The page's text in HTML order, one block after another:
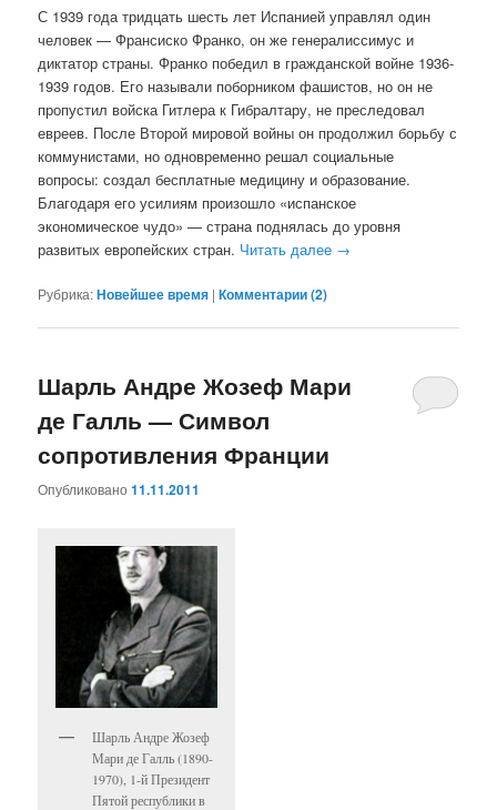
С 1939 года тридцать шесть лет Испанией управлял один
человек — Франсиско Франко, он же генералиссимус и
диктатор страны. Франко победил в гражданской войне 1936-
1939 годов. Его называли поборником фашистов, но он не
пропустил войска Гитлера к Гибралтару, не преследовал
евреев. После Второй мировой войны он продолжил борьбу с
коммунистами, но одновременно решал социальные
вопросы: создал бесплатные медицину и образование.
Благодаря его усилиям произошло «испанское
экономическое чудо» — страна поднялась до уровня
развитых европейских стран. Читать далее →
Рубрика:Новейшее время |Комментарии (2)
Шарль Андре Жозеф Мари
де Галль — Символ
сопротивления Франции
Опубликовано11.11.2011
Шарль Андре Жозеф
Мари де Галль (1890-
1970), 1-й Президент
Пятой республики в